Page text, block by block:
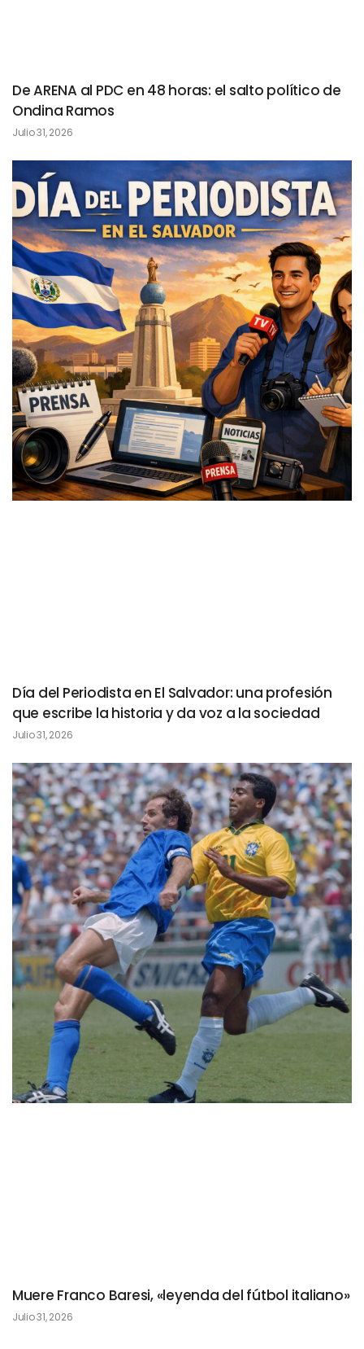
De ARENA al PDC en 48 horas: el salto político de
Ondina Ramos
Julio 31, 2026
Día del Periodista en El Salvador: una profesión
que escribe la historia y da voz a la sociedad
Julio 31, 2026
Muere Franco Baresi, «leyenda del fútbol italiano»
Julio 31, 2026